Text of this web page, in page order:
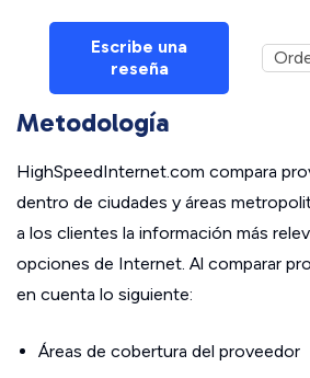
Escribe una
reseña
Metodología
HighSpeedInternet.com compara
dentro de ciudades y áreas
a los clientes la información más
opciones de Internet. Al comparar
en cuenta lo siguiente:
Áreas de cobertura del proveedor